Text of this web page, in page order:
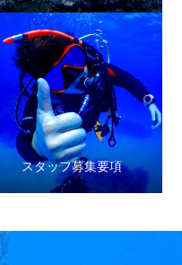
スタッフ募集要項